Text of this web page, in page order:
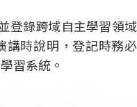
登錄跨域自主學習領域
講時說明，登記時務必
習系統。